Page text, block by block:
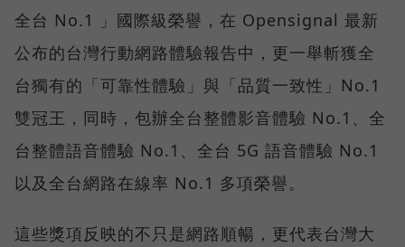
全台 No.1 」國際級榮譽，在 Opensignal 最新
公布的台灣行動網路體驗報告中，更一舉斬獲全
台獨有的「可靠性體驗」與「品質一致性」No.1
雙冠王，同時，包辦全台整體影音體驗 No.1、全
台整體語音體驗 No.1、全台 5G 語音體驗 No.1
以及全台網路在線率 No.1 多項榮譽。
這些獎項反映的不只是網路順暢，更代表台灣大